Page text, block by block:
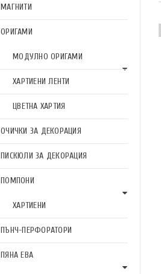
МАГНИТИ
ОРИГАМИ
МОДУЛНО ОРИГАМИ
ХАРТИЕНИ ЛЕНТИ
ЦВЕТНА ХАРТИЯ
ОЧИЧКИ ЗА ДЕКОРАЦИЯ
ПИСКЮЛИ ЗА ДЕКОРАЦИЯ
ПОМПОНИ
ХАРТИЕНИ
ПЪНЧ-ПЕРФОРАТОРИ
ПЯНА ЕВА